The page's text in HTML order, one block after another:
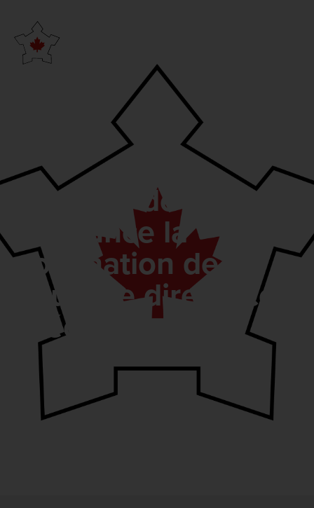
L’Institut de la CAD
announce la
nomination de sa
nouvelle directrice
exécutive